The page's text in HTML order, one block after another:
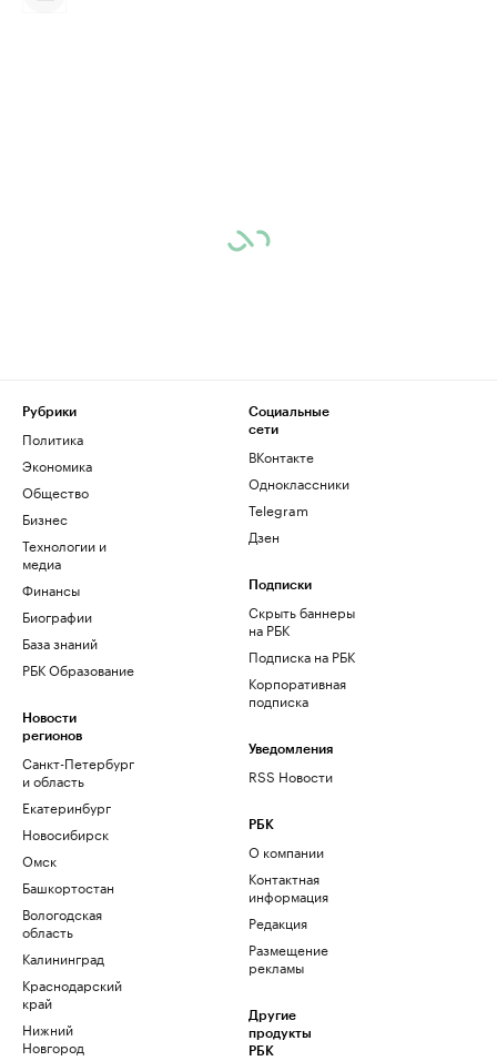
Рубрики
Политика
Экономика
Общество
Бизнес
Технологии и
медиа
Финансы
Биографии
База знаний
РБК Образование
Новости
регионов
Санкт-Петербург
и область
Екатеринбург
Новосибирск
Омск
Башкортостан
Вологодская
область
Калининград
Краснодарский
край
Нижний
Новгород
Социальные
сети
ВКонтакте
Одноклассники
Telegram
Дзен
Подписки
Скрыть баннеры
на РБК
Подписка на РБК
Корпоративная
подписка
Уведомления
RSS Новости
РБК
О компании
Контактная
информация
Редакция
Размещение
рекламы
Другие
продукты
РБК